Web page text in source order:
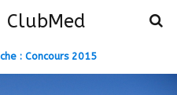
: Concours 2015